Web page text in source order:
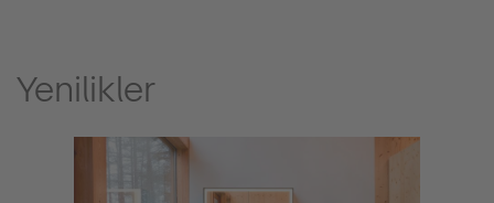
Yenilikler